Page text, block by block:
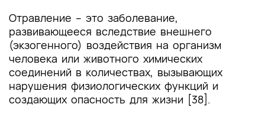
Отравление – это заболевание,
развивающееся вследствие внешнего
(экзогенного) воздействия на организм
человека или животного химических
соединений в количествах, вызывающих
нарушения физиологических функций и
создающих опасность для жизни [38].